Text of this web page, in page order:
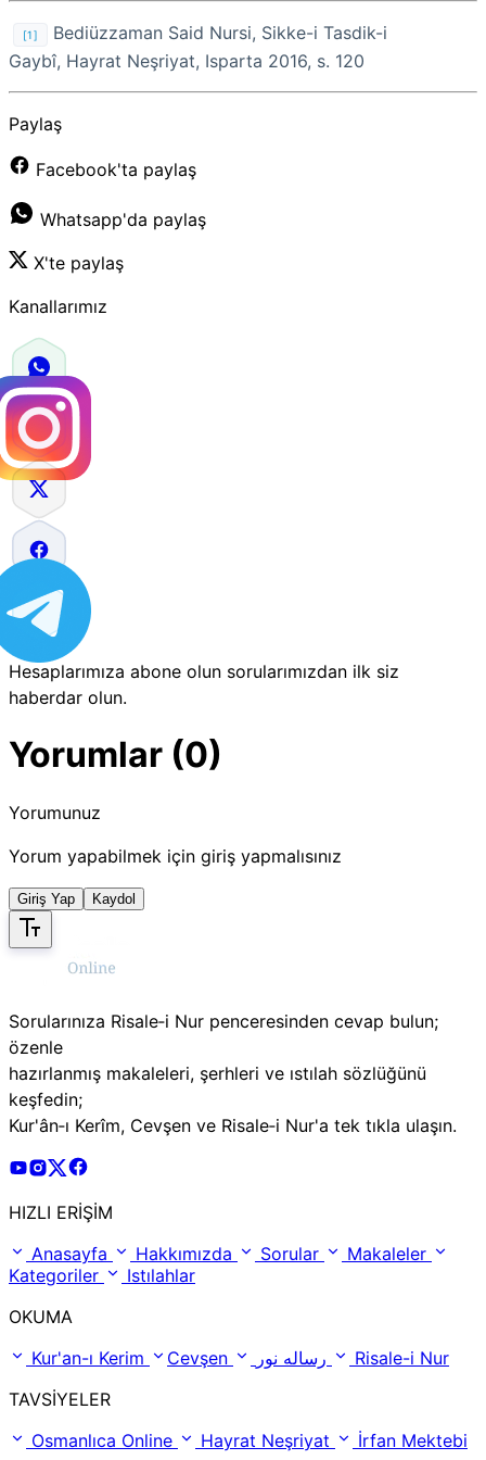
[1]
Bediüzzaman Said Nursi, Sikke-i Tasdik-i
Gaybî, Hayrat Neşriyat, Isparta 2016, s. 120
Paylaş
Facebook'ta paylaş
Whatsapp'da paylaş
X'te paylaş
Kanallarımız
Hesaplarımıza abone olun sorularımızdan ilk siz
haberdar olun.
Yorumlar (0)
Yorumunuz
Yorum yapabilmek için giriş yapmalısınız
Giriş Yap Kaydol
Sorularınıza Risale‑i Nur penceresinden cevap bulun;
özenle
hazırlanmış makaleleri, şerhleri ve ıstılah sözlüğünü
keşfedin;
Kur'ân‑ı Kerîm, Cevşen ve Risale‑i Nur'a tek tıkla ulaşın.
Risale Online Youtube Hesabı
Risale Online Instagram Hesabı
Risale Online X Hesabı
HIZLI ERİŞİM
Anasayfa
Hakkımızda Sorular
Makaleler
Kategoriler
Istılahlar
OKUMA
Kur'an-ı Kerim
Cevşen
Risale-i Nur
TAVSİYELER
Osmanlıca Online
Hayrat Neşriyat İrfan Mektebi